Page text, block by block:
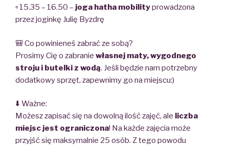
▫️ 15.35 – 16.50 – joga hatha mobilityprowadzona
przez joginkę Julię Byzdrę
🎒 Co powinieneś zabrać ze sobą?
Prosimy Cię o zabranie własnej maty, wygodnego
stroju i butelki z wodą. Jeśli będzie nam potrzebny
dodatkowy sprzęt, zapewnimy go na miejscu:)
⬇️ Ważne:
Możesz zapisać się na dowolną ilość zajęć, ale liczba
miejsc jest ograniczona! Na każde zajęcia może
przyjść się maksymalnie 25 osób. Z tego powodu